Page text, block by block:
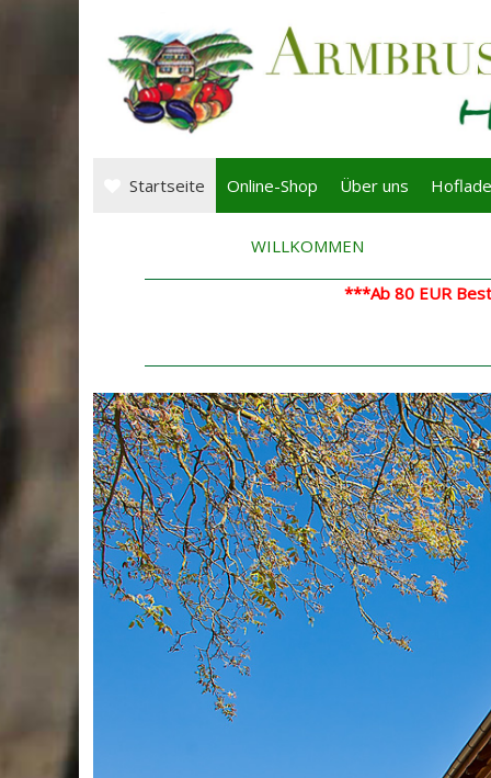
Startseite Online-Shop Über uns
WILLKOMMEN
***Ab 80 EUR